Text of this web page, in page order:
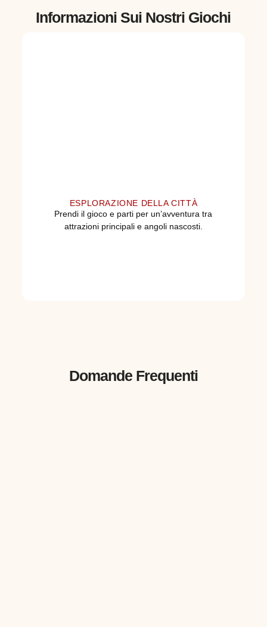
Informazioni Sui Nostri Giochi
ESPLORAZIONE DELLA CITTÀ
Prendi il gioco e parti per un’avventura tra
attrazioni principali e angoli nascosti.
Domande Frequenti